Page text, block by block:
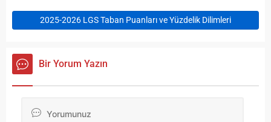
2025-2026 LGS Taban Puanları ve Yüzdelik Dilimleri
Bir Yorum Yazın